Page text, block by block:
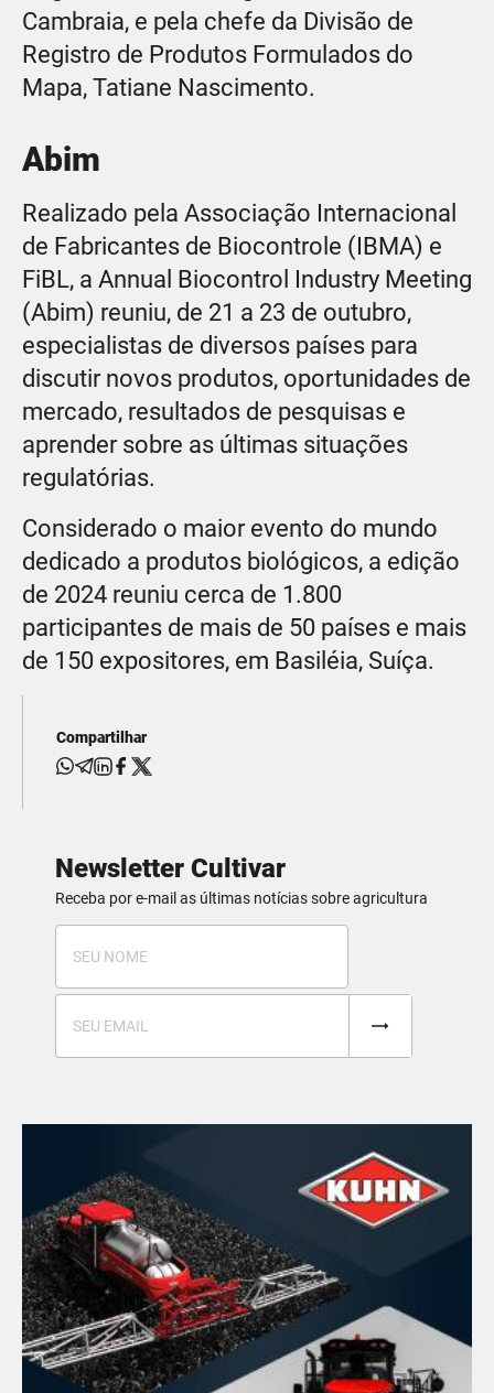
Cambraia, e pela chefe da Divisão de
Registro de Produtos Formulados do
Mapa, Tatiane Nascimento.
Abim
Realizado pela Associação Internacional
de Fabricantes de Biocontrole (IBMA) e
FiBL, a Annual Biocontrol Industry Meeting
(Abim) reuniu, de 21 a 23 de outubro,
especialistas de diversos países para
discutir novos produtos, oportunidades de
mercado, resultados de pesquisas e
aprender sobre as últimas situações
regulatórias.
Considerado o maior evento do mundo
dedicado a produtos biológicos, a edição
de 2024 reuniu cerca de 1.800
participantes de mais de 50 países e mais
de 150 expositores, em Basiléia, Suíça.
Compartilhar
Newsletter Cultivar
Receba por e-mail as últimas notícias sobre agricultura